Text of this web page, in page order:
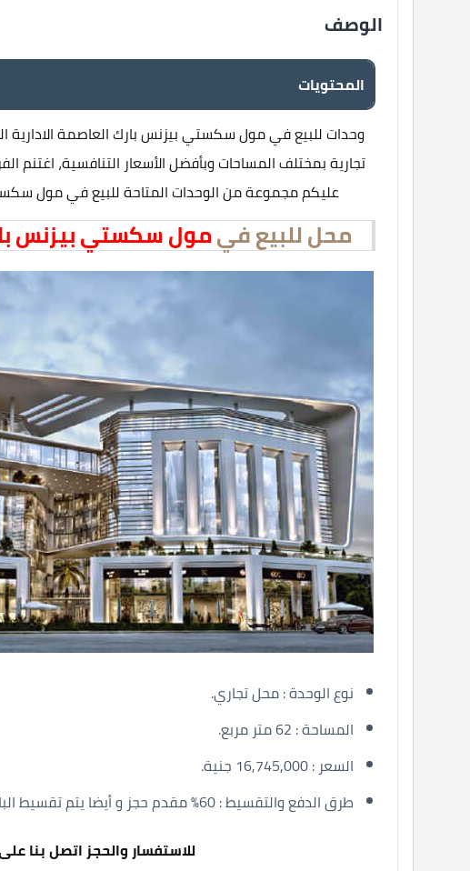
الوصف
المحتويات
وحدات للبيع في مول سكستي بيزنس بارك العاصمة الادارية
تجارية بمختلف المساحات وبأفضل الأسعار التنافسية، اغتنم
عليكم مجموعة من الوحدات المتاحة للبيع في مول
محل للبيع فيمول سكستي بيزنس
نوع الوحدة : محل تجاري.
المساحة : 62 متر مربع.
السعر : 16,745,000 جنية.
طرق الدفع والتقسيط : 60% مقدم حجز و أيضا يتم تقسيط الباقي من المبلغ على سنة فقط.
للاستفسار والحجز اتصل بنا